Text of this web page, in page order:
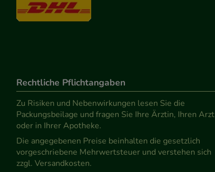
Rechtliche Pflichtangaben
Zu Risiken und Nebenwirkungen lesen Sie die
Packungsbeilage und fragen Sie Ihre Ärztin, Ihren Arzt
oder in Ihrer Apotheke.
Die angegebenen Preise beinhalten die gesetzlich
vorgeschriebene Mehrwertsteuer und verstehen sich
zzgl. Versandkosten.